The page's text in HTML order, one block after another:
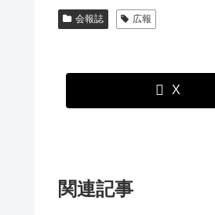
会報誌 広報
X
関連記事